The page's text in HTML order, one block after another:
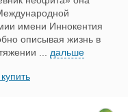
имени Иннокентия
описывая жизнь в
дальше